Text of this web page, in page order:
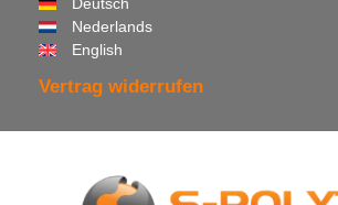
Nederlands
English
Vertrag widerrufen